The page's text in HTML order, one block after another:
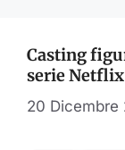
Casting
serie
20 Dicembre